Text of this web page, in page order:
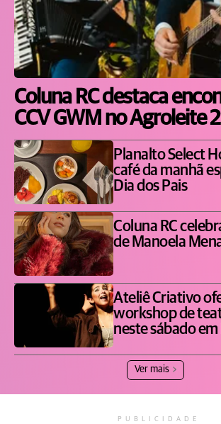
Coluna RC destaca
CCV GWM no Agroleite
Planalto Select
café da manhã
Dia dos Pais
Coluna RC
de Manoela
Ateliê Criativo
workshop de
neste sábado em
Ver mais
PUBLICIDADE